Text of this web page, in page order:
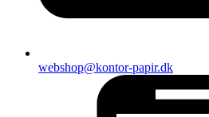
webshop@kontor-papir.dk